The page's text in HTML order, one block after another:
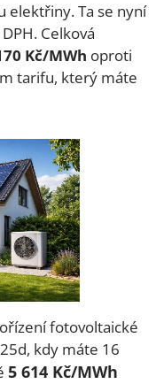
elektřiny. Ta se nyní
Celková
Kč/MWh oproti
tarifu, který máte
fotovoltaické
kdy máte 16
5 614 Kč/MWh